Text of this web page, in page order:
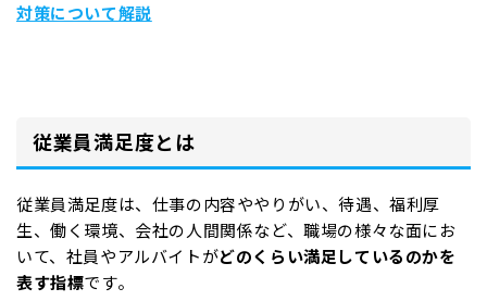
対策について解説
従業員満足度とは
従業員満足度は、仕事の内容ややりがい、待遇、福利厚
生、働く環境、会社の人間関係など、職場の様々な面にお
いて、社員やアルバイトがどのくらい満足しているのかを
表す指標です。